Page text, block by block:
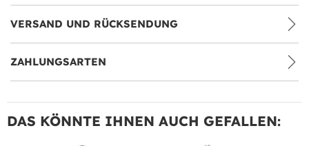
VERSAND UND RÜCKSENDUNG
ZAHLUNGSARTEN
DAS KÖNNTE IHNEN AUCH GEFALLEN: